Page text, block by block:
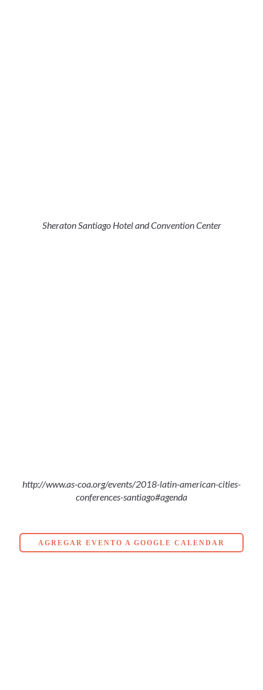
Sheraton Santiago Hotel and Convention Center
http://www.as-coa.org/events/2018-latin-american-cities-
conferences-santiago#agenda
AGREGAR EVENTO A GOOGLE CALENDAR